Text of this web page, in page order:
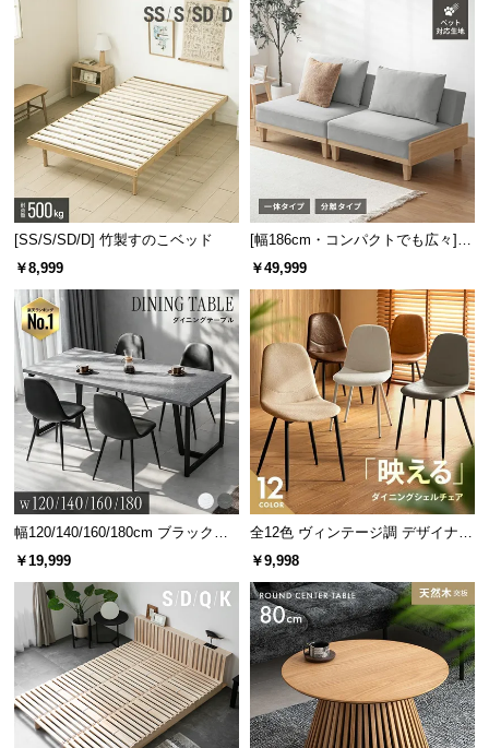
[SS/S/SD/D] 竹製すのこベッド
￥8,999
[幅186cm・コンパクトでも広々] 3
人掛けソファベッド リクライニン
￥49,999
幅120/140/160/180cm ブラックフ
レーム ダイニング 大理石調 4人掛
￥19,999
全12色 ヴィンテージ調 デザイナー
ズシェルチェア
￥9,998